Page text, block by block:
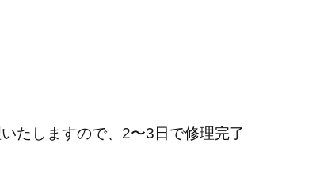
たしますので、2〜3日で修理完了